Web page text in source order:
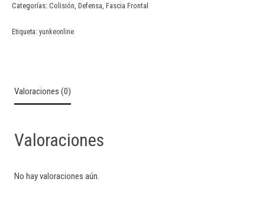
Categorías: Colisión Defensa Fascia Frontal
Etiqueta: yunkeonline
Valoraciones (0)
Valoraciones
No hay valoraciones aún.